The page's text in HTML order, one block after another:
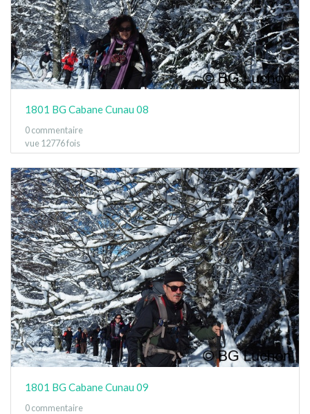
1801 BG Cabane Cunau 08
0 commentaire
vue 12776 fois
1801 BG Cabane Cunau 09
0 commentaire